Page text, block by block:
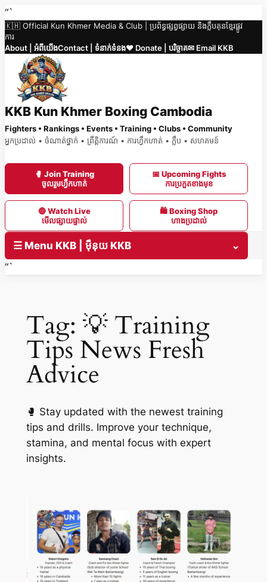
Skip
to
content
“`
🇰🇭 Official Kun Khmer Media & Club | ប្រព័ន្ធផ្សព្វផ្សាយ និងក្លឹបគុនខ្មែរផ្លូវ
ការ
About | អំពីយើងContact | ទំនាក់ទំនង❤️ Donate | បរិច្ចាគ✉ Email KKB
KKB Kun Khmer Boxing Cambodia
Fighters • Rankings • Events • Training • Clubs • Community
អ្នកប្រដាល់ • ចំណាត់ថ្នាក់ • ព្រឹត្តិការណ៍ • ការហ្វឹកហាត់ • ក្លឹប • សហគមន៍
🥊 Join Training
ចូលរួមហ្វឹកហាត់
📅 Upcoming Fights
ការប្រកួតខាងមុខ
🔴 Watch Live
មើលផ្សាយផ្ទាល់
🛍 Boxing Shop
ហាងប្រដាល់
☰ Menu KKB | ម៉ឺនុយ KKB
⌄
“`
Tag: 💡 Training
Tips News Fresh
Advice
🥊 Stay updated with the newest training
tips and drills. Improve your technique,
stamina, and mental focus with expert
insights.